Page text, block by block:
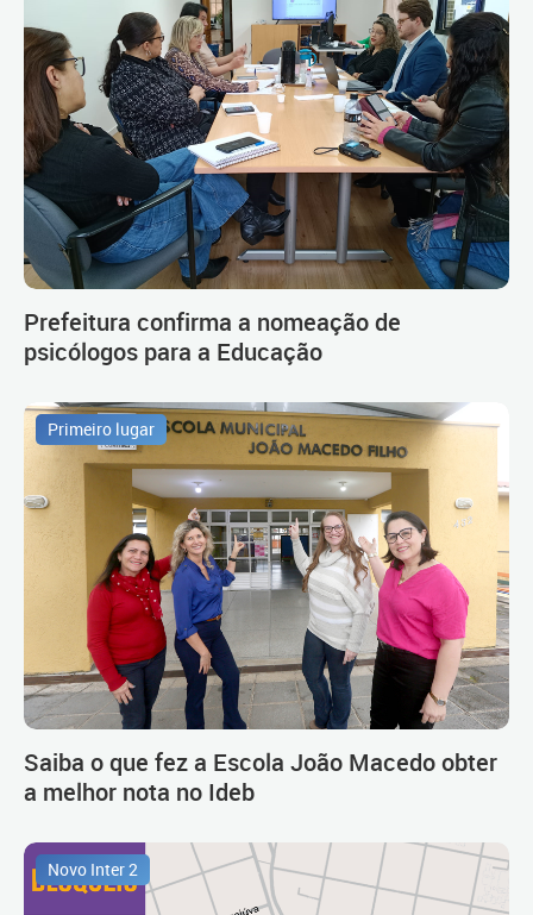
Prefeitura confirma a nomeação de
psicólogos para a Educação
Primeiro lugar
Saiba o que fez a Escola João Macedo obter
a melhor nota no Ideb
Novo Inter 2